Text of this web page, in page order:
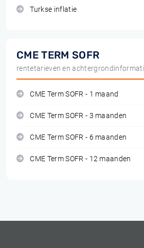
Turkse inflatie
CME TERM SOFR
rentetarieven en
CME Term SOFR - 1 maand
CME Term SOFR - 3 maanden
CME Term SOFR - 6 maanden
CME Term SOFR - 12 maanden